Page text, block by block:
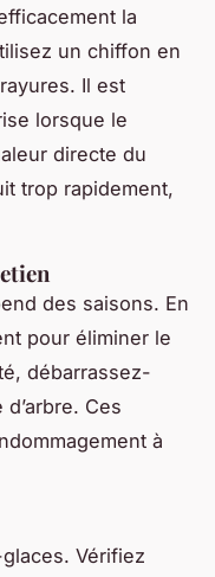
la
un chiffon en
Il est
lorsque le
directe du
trop rapidement,
des saisons. En
pour éliminer le
débarrassez-
Ces
à
Vérifiez